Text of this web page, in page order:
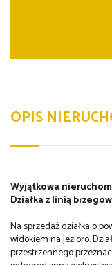
OPIS
Wyjątkowa
Działka z linią
Na sprzedaż działka o
widokiem na jezioro.
przestrzennego